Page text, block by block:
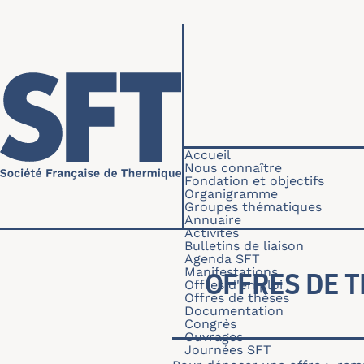
Navigation
Accueil
Nous connaître
Fondation et objectifs
Organigramme
Groupes thématiques
Annuaire
Activités
Bulletins de liaison
Agenda SFT
Manifestations
Offres d'emploi
Offres de thèses
Documentation
Congrès
Ouvrages
Journées SFT
OFFRES DE